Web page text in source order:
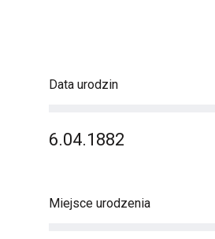
Data urodzin
6.04.1882
Miejsce urodzenia